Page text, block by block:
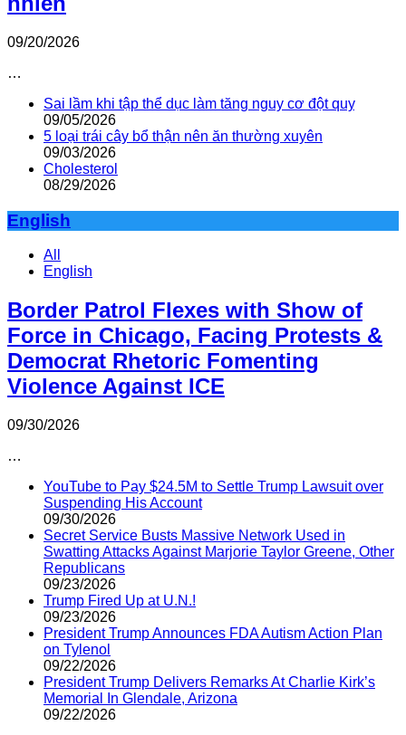
09/20/2026
…
Sai lầm khi tập thể dục làm tăng nguy cơ đột quỵ
09/05/2026
5 loại trái cây bổ thận nên ăn thường xuyên
09/03/2026
Cholesterol
08/29/2026
English
All
English
Border Patrol Flexes with Show of
Force in Chicago, Facing Protests &
Democrat Rhetoric Fomenting
Violence Against ICE
09/30/2026
…
YouTube to Pay $24.5M to Settle Trump Lawsuit over
Suspending His Account
09/30/2026
Secret Service Busts Massive Network Used in
Swatting Attacks Against Marjorie Taylor Greene, Other
Republicans
09/23/2026
Trump Fired Up at U.N.!
09/23/2026
President Trump Announces FDA Autism Action Plan
on Tylenol
09/22/2026
President Trump Delivers Remarks At Charlie Kirk’s
Memorial In Glendale, Arizona
09/22/2026